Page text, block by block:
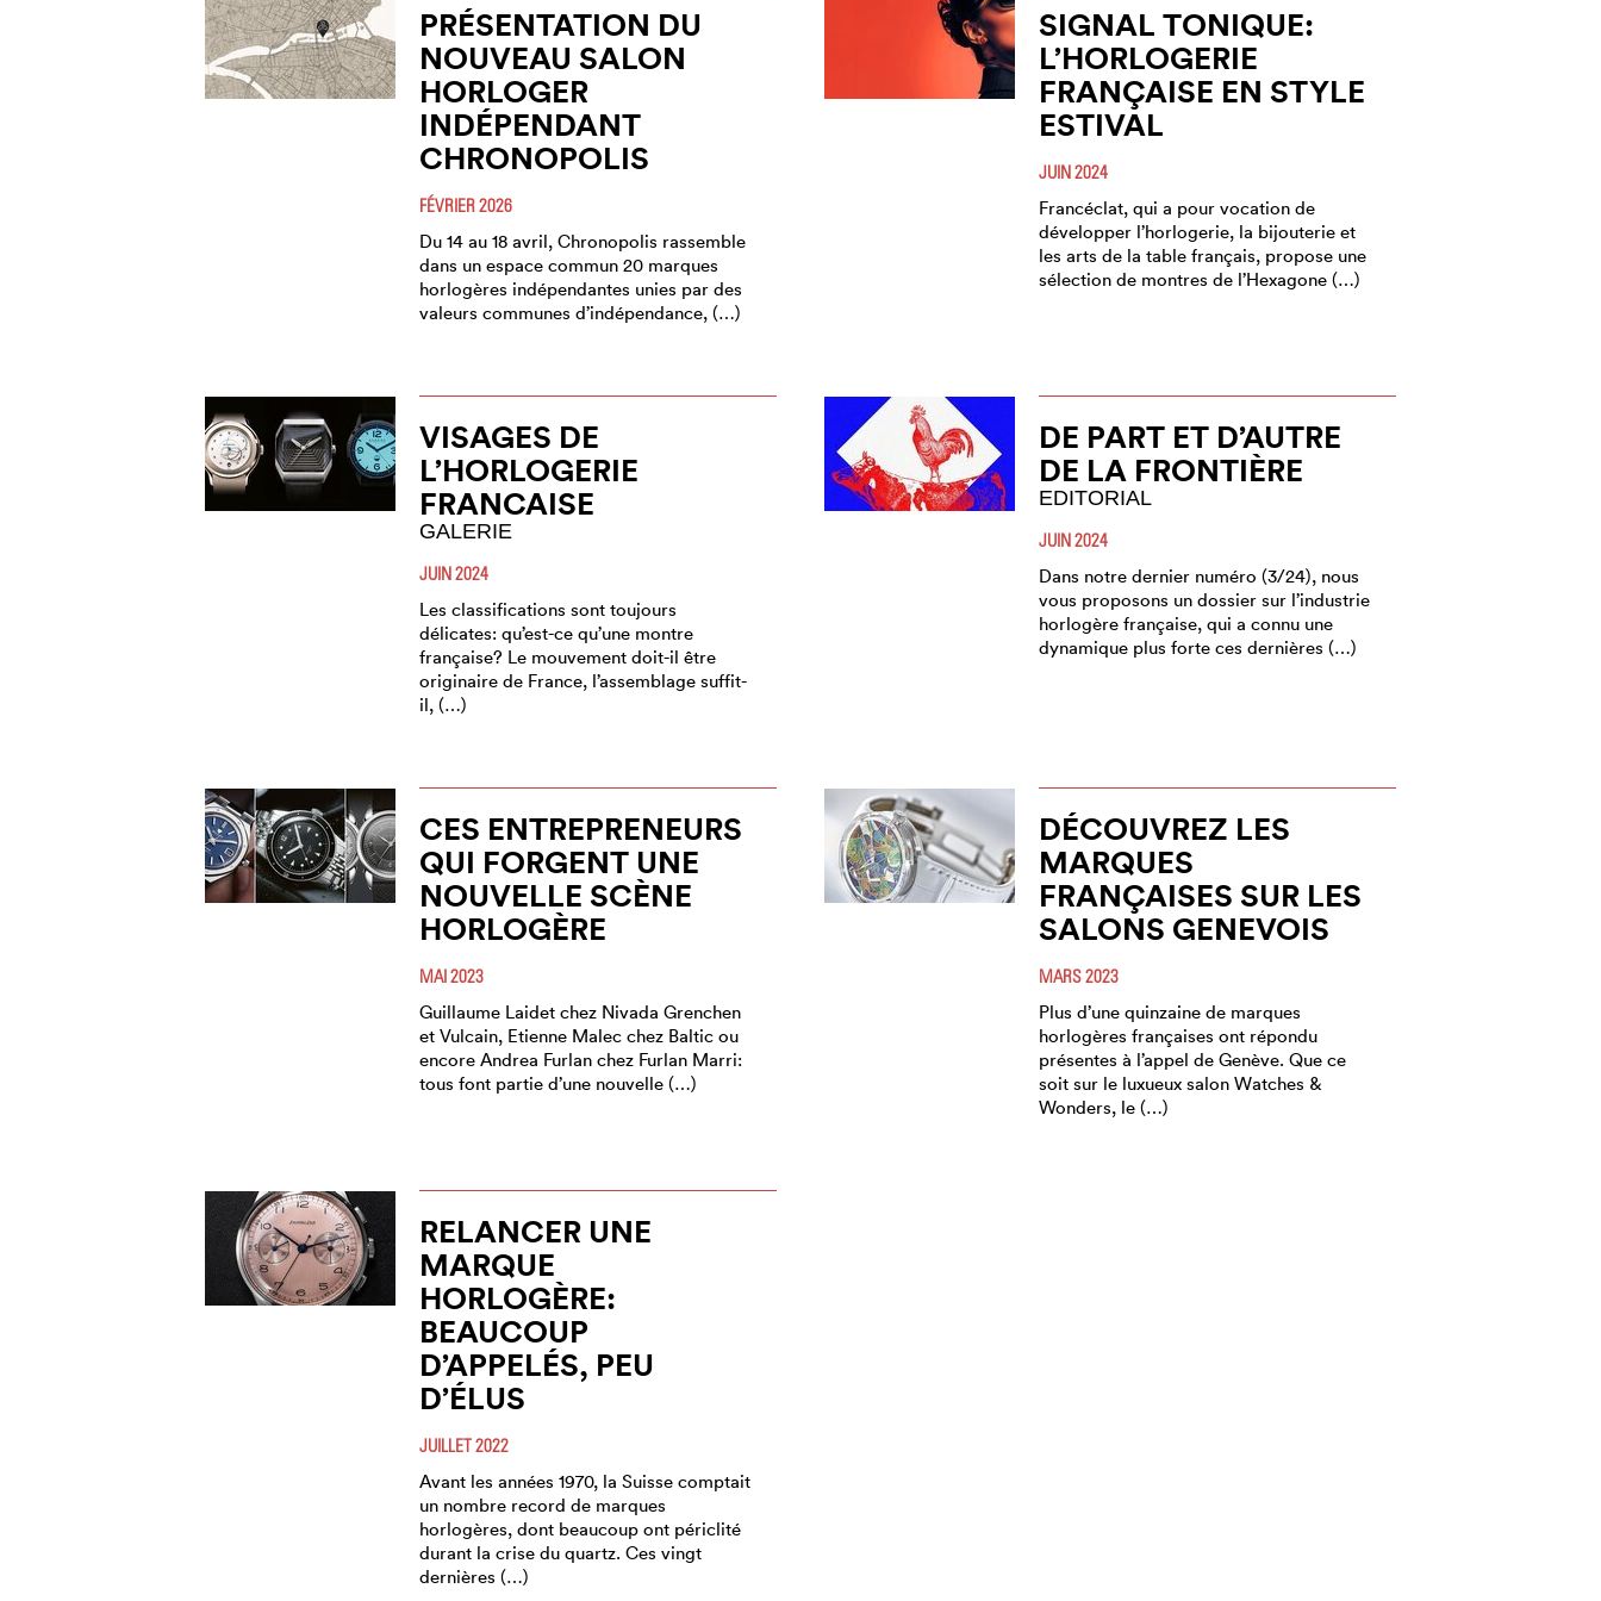
PRÉSENTATION DU
NOUVEAU SALON
HORLOGER
INDÉPENDANT
CHRONOPOLIS
FÉVRIER 2026
Du 14 au 18 avril, Chronopolis rassemble
dans un espace commun 20 marques
horlogères indépendantes unies par des
valeurs communes d’indépendance, (…)
SIGNAL TONIQUE:
L’HORLOGERIE
FRANÇAISE EN STYLE
ESTIVAL
JUIN 2024
Francéclat, qui a pour vocation de
développer l’horlogerie, la bijouterie et
les arts de la table français, propose une
sélection de montres de l’Hexagone (…)
VISAGES DE
L’HORLOGERIE
FRANCAISE
GALERIE
JUIN 2024
Les classifications sont toujours
délicates: qu’est-ce qu’une montre
française? Le mouvement doit-il être
originaire de France, l’assemblage suffit-
il, (…)
DE PART ET D’AUTRE
DE LA FRONTIÈRE
EDITORIAL
JUIN 2024
Dans notre dernier numéro (3/24), nous
vous proposons un dossier sur l’industrie
horlogère française, qui a connu une
dynamique plus forte ces dernières (…)
CES ENTREPRENEURS
QUI FORGENT UNE
NOUVELLE SCÈNE
HORLOGÈRE
MAI 2023
Guillaume Laidet chez Nivada Grenchen
et Vulcain, Etienne Malec chez Baltic ou
encore Andrea Furlan chez Furlan Marri:
tous font partie d’une nouvelle (…)
DÉCOUVREZ LES
MARQUES
FRANÇAISES SUR LES
SALONS GENEVOIS
MARS 2023
Plus d’une quinzaine de marques
horlogères françaises ont répondu
présentes à l’appel de Genève. Que ce
soit sur le luxueux salon Watches &
Wonders, le (…)
RELANCER UNE
MARQUE
HORLOGÈRE:
BEAUCOUP
D’APPELÉS, PEU
D’ÉLUS
JUILLET 2022
Avant les années 1970, la Suisse comptait
un nombre record de marques
horlogères, dont beaucoup ont périclité
durant la crise du quartz. Ces vingt
dernières (…)